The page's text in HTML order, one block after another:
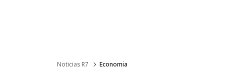
Noticias R7 Economia